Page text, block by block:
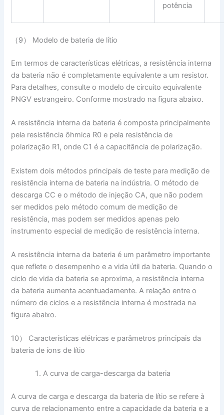
potência
（9） Modelo de bateria de lítio
Em termos de características elétricas, a resistência interna
da bateria não é completamente equivalente a um resistor.
Para detalhes, consulte o modelo de circuito equivalente
PNGV estrangeiro. Conforme mostrado na figura abaixo.
A resistência interna da bateria é composta principalmente
pela resistência ôhmica R0 e pela resistência de
polarização R1, onde C1 é a capacitância de polarização.
Existem dois métodos principais de teste para medição de
resistência interna de bateria na indústria. O método de
descarga CC e o método de injeção CA, que não podem
ser medidos pelo método comum de medição de
resistência, mas podem ser medidos apenas pelo
instrumento especial de medição de resistência interna.
A resistência interna da bateria é um parâmetro importante
que reflete o desempenho e a vida útil da bateria. Quando o
ciclo de vida da bateria se aproxima, a resistência interna
da bateria aumenta acentuadamente. A relação entre o
número de ciclos e a resistência interna é mostrada na
figura abaixo.
10） Características elétricas e parâmetros principais da
bateria de íons de lítio
A curva de carga-descarga da bateria
A curva de carga e descarga da bateria de lítio se refere à
curva de relacionamento entre a capacidade da bateria e a